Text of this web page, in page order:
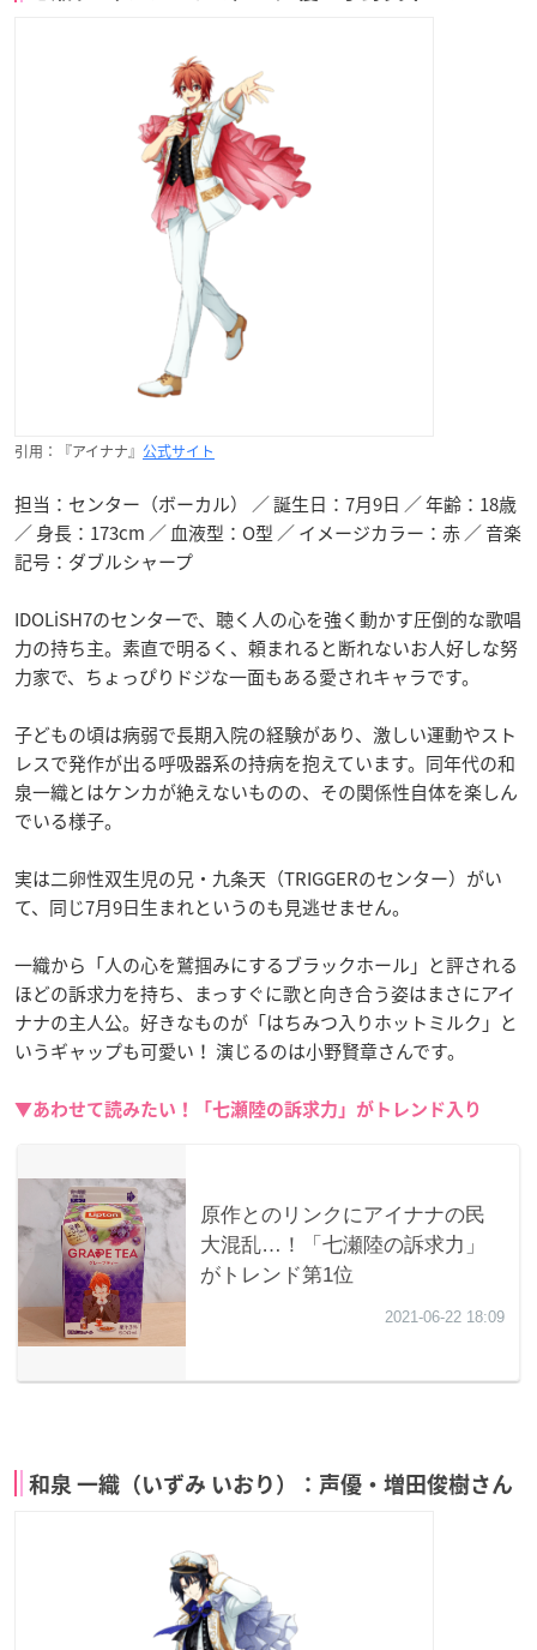
引用：『アイナナ』 公式サイト
担当：センター（ボーカル） ／ 誕生日：7月9日 ／ 年齢：18歳
／ 身長：173cm ／ 血液型：O型 ／ イメージカラー：赤 ／ 音楽
記号：ダブルシャープ
IDOLiSH7のセンターで、聴く人の心を強く動かす圧倒的な歌唱
力の持ち主。素直で明るく、頼まれると断れないお人好しな努
力家で、ちょっぴりドジな一面もある愛されキャラです。
子どもの頃は病弱で長期入院の経験があり、激しい運動やスト
レスで発作が出る呼吸器系の持病を抱えています。同年代の和
泉一織とはケンカが絶えないものの、その関係性自体を楽しん
でいる様子。
実は二卵性双生児の兄・九条天（TRIGGERのセンター）がい
て、同じ7月9日生まれというのも見逃せません。
一織から「人の心を鷲掴みにするブラックホール」と評される
ほどの訴求力を持ち、まっすぐに歌と向き合う姿はまさにアイ
ナナの主人公。好きなものが「はちみつ入りホットミルク」と
いうギャップも可愛い！ 演じるのは小野賢章さんです。
▼あわせて読みたい！「七瀬陸の訴求力」がトレンド入り
和泉 一織（いずみ いおり）：声優・増田俊樹さん